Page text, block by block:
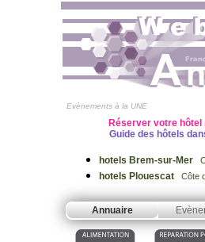
Evènements à la UNE
Réserver votre
Guide des hôtels
hotels Brem-sur-Mer
hotels Plouescat Côte
Annuaire